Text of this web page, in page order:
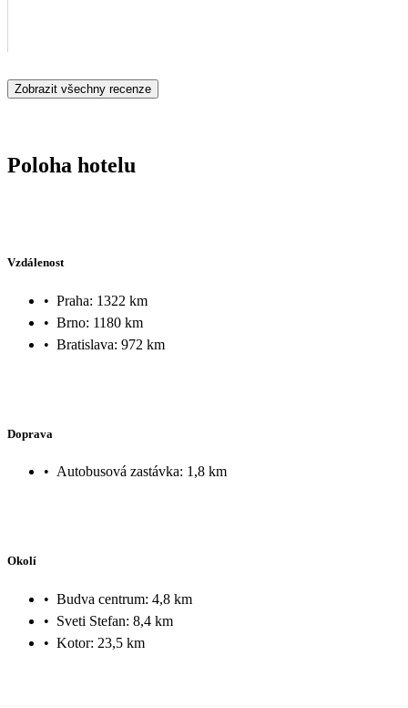
Zobrazit všechny recenze
Poloha hotelu
Vzdálenost
• Praha: 1322 km
• Brno: 1180 km
• Bratislava: 972 km
Doprava
• Autobusová zastávka: 1,8 km
Okolí
• Budva centrum: 4,8 km
• Sveti Stefan: 8,4 km
• Kotor: 23,5 km